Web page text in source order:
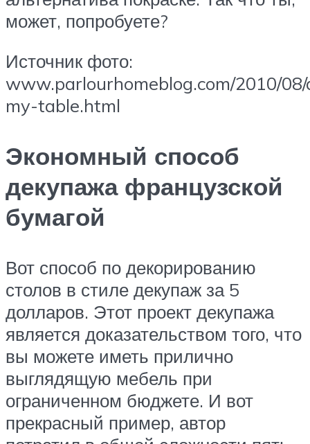
может, попробуете?
Источник фото:
www.parlourhomeblog.com/2010/
my-table.html
Экономный способ
декупажа французской
бумагой
Вот способ по декорированию
столов в стиле декупаж за 5
долларов. Этот проект декупажа
является доказательством того, что
вы можете иметь прилично
выглядящую мебель при
ограниченном бюджете. И вот
прекрасный пример, автор